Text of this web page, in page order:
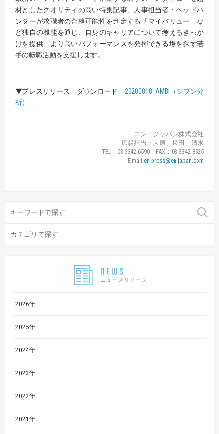
ニュースリリース
2026年
2025年
2024年
2023年
2022年
2021年
材としたクオリティの高い特集記事、人事担当者・ヘッドハ
ンターが求職者の合格可能性を判定する「マイバリュー」な
ど独自の機能を通じ、自身のキャリアについて考えるきっか
けを提供。より高いパフォーマンスを発揮できる場を探す若
手の転職活動を支援します。
▼プレスリリース ダウンロード 20200818_AMBI（ジブン分
析）
エン・ジャパン株式会社
広報担当：大原、松田、清水
TEL：03-3342-6590 FAX：03-3342-8525
E-mail:en-press@en-japan.com